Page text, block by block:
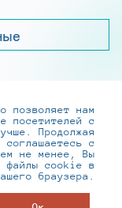
250-0-260
2Б строение 1
позволяет нам
посетителей с
Продолжая
с
не менее, Вы
файлы cookie в
браузера.